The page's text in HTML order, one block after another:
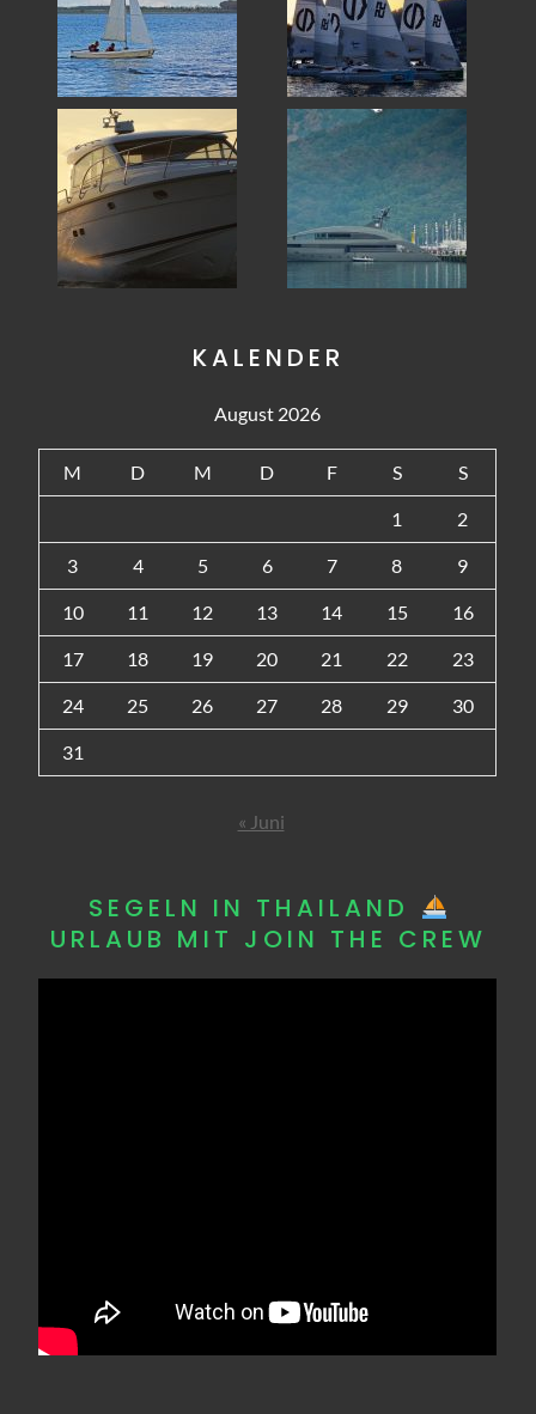
KALENDER
August 2026
M D M D F S S
1 2
3 4 5 6 7 8 9
10 11 12 13 14 15 16
17 18 19 20 21 22 23
24 25 26 27 28 29 30
31
« Juni
SEGELN IN THAILAND
URLAUB MIT JOIN THE CREW